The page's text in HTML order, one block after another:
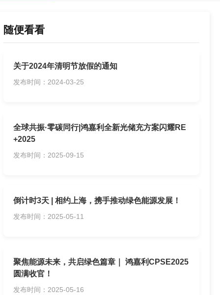
随便看看
关于2024年清明节放假的通知
发布时间：2024-03-25
全球共振·零碳同行|鸿嘉利全新光储充方案闪耀RE
+2025
发布时间：2025-09-15
倒计时3天 | 相约上海，携手推动绿色能源发展！
发布时间：2025-05-11
聚焦能源未来，共启绿色篇章｜ 鸿嘉利CPSE2025
圆满收官！
发布时间：2025-05-16